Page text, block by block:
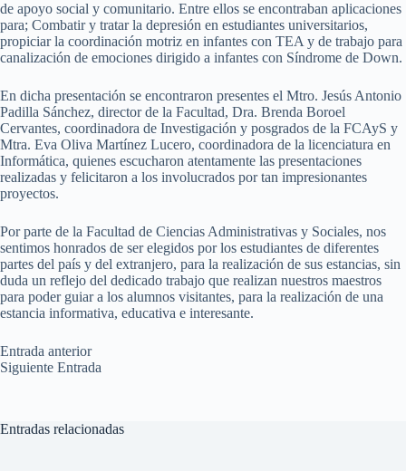
de apoyo social y comunitario. Entre ellos se encontraban aplicaciones
para; Combatir y tratar la depresión en estudiantes universitarios,
propiciar la coordinación motriz en infantes con TEA y de trabajo para
canalización de emociones dirigido a infantes con Síndrome de Down.
En dicha presentación se encontraron presentes el Mtro. Jesús Antonio
Padilla Sánchez, director de la Facultad, Dra. Brenda Boroel
Cervantes, coordinadora de Investigación y posgrados de la FCAyS y
Mtra. Eva Oliva Martínez Lucero, coordinadora de la licenciatura en
Informática, quienes escucharon atentamente las presentaciones
realizadas y felicitaron a los involucrados por tan impresionantes
proyectos.
Por parte de la Facultad de Ciencias Administrativas y Sociales, nos
sentimos honrados de ser elegidos por los estudiantes de diferentes
partes del país y del extranjero, para la realización de sus estancias, sin
duda un reflejo del dedicado trabajo que realizan nuestros maestros
para poder guiar a los alumnos visitantes, para la realización de una
estancia informativa, educativa e interesante.
Entrada anterior
Siguiente Entrada
Entradas relacionadas